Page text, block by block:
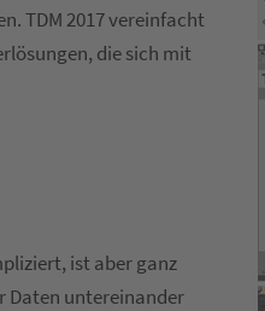
TDM 2017 vereinfacht
die sich mit
ist aber ganz
Daten untereinander